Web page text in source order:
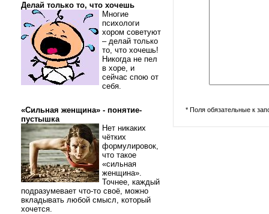
Делай только то, что хочешь
Многие
психологи
хором советуют
– делай только
то, что хочешь!
Никогда не пел
в хоре, и
сейчас спою от
себя.
«Сильная женщина» - понятие-
пустышка
Нет никаких
чётких
формулировок,
что такое
«сильная
женщина».
Точнее, каждый
подразумевает что-то своё, можно
вкладывать любой смысл, который
хочется.
* Поля обязательные к